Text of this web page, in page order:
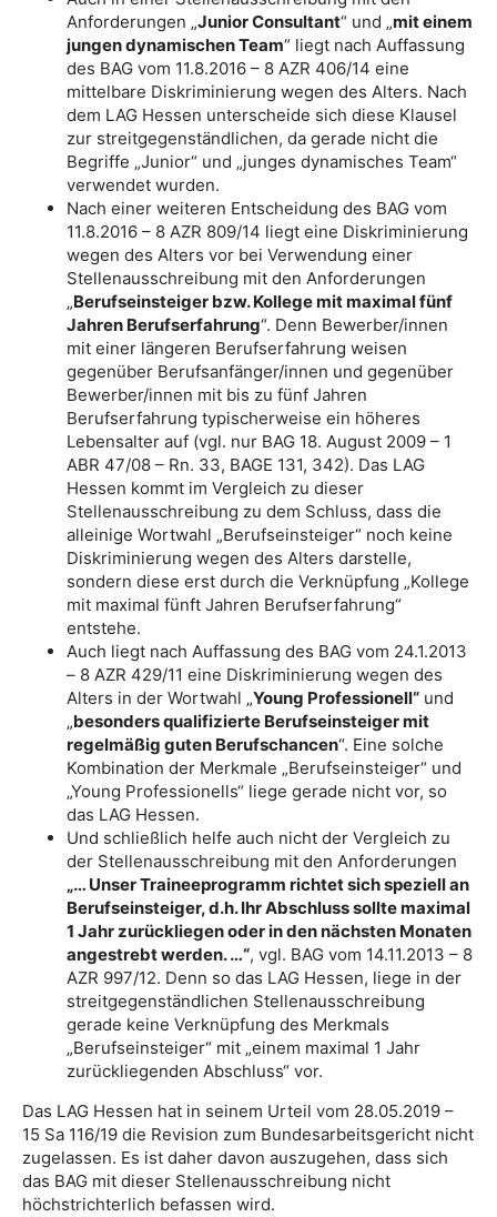
Anforderungen „Junior Consultant“ und „mit einem
jungen dynamischen Team“ liegt nach Auffassung
des BAG vom 11.8.2016 – 8 AZR 406/14 eine
mittelbare Diskriminierung wegen des Alters. Nach
dem LAG Hessen unterscheide sich diese Klausel
zur streitgegenständlichen, da gerade nicht die
Begriffe „Junior“ und „junges dynamisches Team“
verwendet wurden.
Nach einer weiteren Entscheidung des BAG vom
11.8.2016 – 8 AZR 809/14 liegt eine Diskriminierung
wegen des Alters vor bei Verwendung einer
Stellenausschreibung mit den Anforderungen
„Berufseinsteiger bzw. Kollege mit maximal fünf
Jahren Berufserfahrung“. Denn Bewerber/innen
mit einer längeren Berufserfahrung weisen
gegenüber Berufsanfänger/innen und gegenüber
Bewerber/innen mit bis zu fünf Jahren
Berufserfahrung typischerweise ein höheres
Lebensalter auf (vgl. nur BAG 18. August 2009 – 1
ABR 47/08 – Rn. 33, BAGE 131, 342). Das LAG
Hessen kommt im Vergleich zu dieser
Stellenausschreibung zu dem Schluss, dass die
alleinige Wortwahl „Berufseinsteiger“ noch keine
Diskriminierung wegen des Alters darstelle,
sondern diese erst durch die Verknüpfung „Kollege
mit maximal fünft Jahren Berufserfahrung“
entstehe.
Auch liegt nach Auffassung des BAG vom 24.1.2013
– 8 AZR 429/11 eine Diskriminierung wegen des
Alters in der Wortwahl „Young Professionell“ und
„besonders qualifizierte Berufseinsteiger mit
regelmäßig guten Berufschancen“. Eine solche
Kombination der Merkmale „Berufseinsteiger“ und
„Young Professionells“ liege gerade nicht vor, so
das LAG Hessen.
Und schließlich helfe auch nicht der Vergleich zu
der Stellenausschreibung mit den Anforderungen
„… Unser Traineeprogramm richtet sich speziell an
Berufseinsteiger, d.h. Ihr Abschluss sollte maximal
1 Jahr zurückliegen oder in den nächsten Monaten
angestrebt werden. …“, vgl. BAG vom 14.11.2013 – 8
AZR 997/12. Denn so das LAG Hessen, liege in der
streitgegenständlichen Stellenausschreibung
gerade keine Verknüpfung des Merkmals
„Berufseinsteiger“ mit „einem maximal 1 Jahr
zurückliegenden Abschluss“ vor.
Das LAG Hessen hat in seinem Urteil vom 28.05.2019 –
15 Sa 116/19 die Revision zum Bundesarbeitsgericht nicht
zugelassen. Es ist daher davon auszugehen, dass sich
das BAG mit dieser Stellenausschreibung nicht
höchstrichterlich befassen wird.